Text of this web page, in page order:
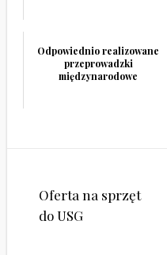
Odpowiednio realizowane
przeprowadzki
międzynarodowe
Nawigacja
wpisu
Oferta na sprzęt
do USG